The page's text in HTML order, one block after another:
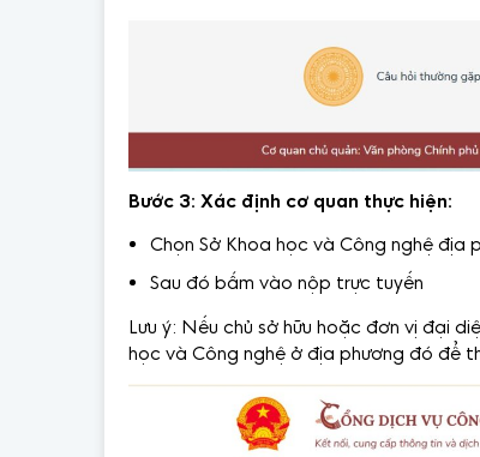
Bước 3: Xác định cơ quan thực hiện:
Chọn Sở Khoa học và Công nghệ địa
Sau đó bấm vào nộp trực tuyến
Lưu ý: Nếu chủ sở hữu hoặc đơn vị đại
học và Công nghệ ở địa phương đó để